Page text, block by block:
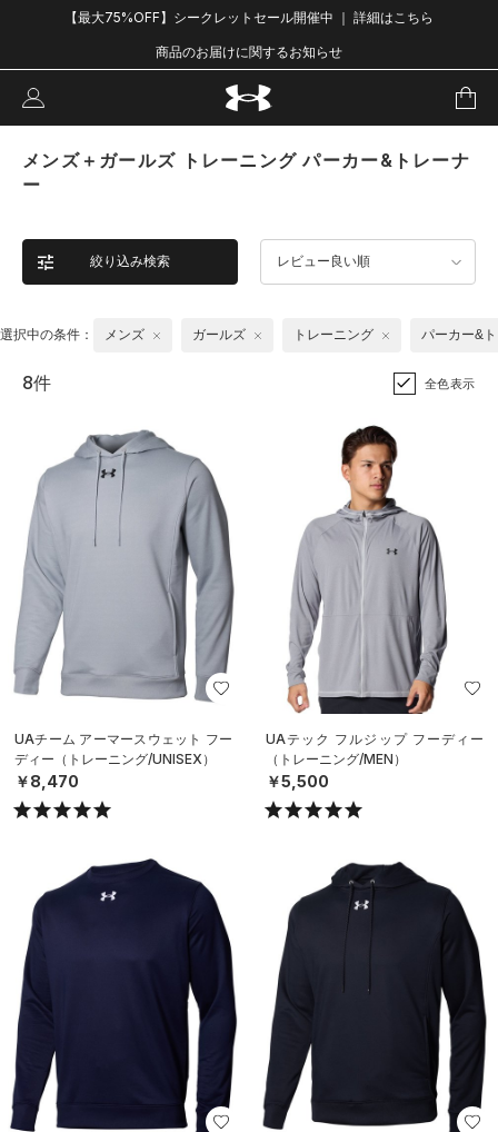
【最大75%OFF】シークレットセール開催中 ｜ 詳細はこちら
商品のお届けに関するお知らせ
メンズ＋ガールズ トレーニング パーカー&トレーナ
ー
絞り込み検索 レビュー良い順
選択中の条件： メンズ ガールズ トレーニング パーカー&
8件 全色表示
UAチーム アーマースウェット フー
ディー（トレーニング/UNISEX）
￥8,470
UAテック フルジップ フーディー
（トレーニング/MEN）
￥5,500